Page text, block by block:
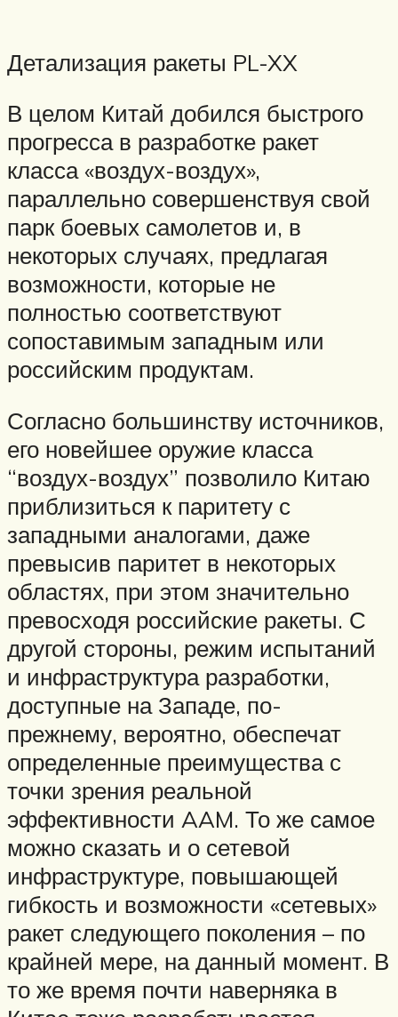
Детализация ракеты PL-XX
В целом Китай добился быстрого
прогресса в разработке ракет
класса «воздух-воздух»,
параллельно совершенствуя свой
парк боевых самолетов и, в
некоторых случаях, предлагая
возможности, которые не
полностью соответствуют
сопоставимым западным или
российским продуктам.
Согласно большинству источников,
его новейшее оружие класса
“воздух-воздух” позволило Китаю
приблизиться к паритету с
западными аналогами, даже
превысив паритет в некоторых
областях, при этом значительно
превосходя российские ракеты. С
другой стороны, режим испытаний
и инфраструктура разработки,
доступные на Западе, по-
прежнему, вероятно, обеспечат
определенные преимущества с
точки зрения реальной
эффективности AAM. То же самое
можно сказать и о сетевой
инфраструктуре, повышающей
гибкость и возможности «сетевых»
ракет следующего поколения – по
крайней мере, на данный момент. В
то же время почти наверняка в